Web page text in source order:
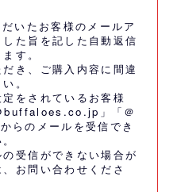
いたお客様のメールア
た旨を記した自動返信
す。
き、ご購入内容に間違
。
をされているお客様
」「＠
のメールを受信でき
受信ができない場合が
お問い合わせくださ